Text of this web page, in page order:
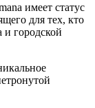
имеет статус
для тех, кто
и городской